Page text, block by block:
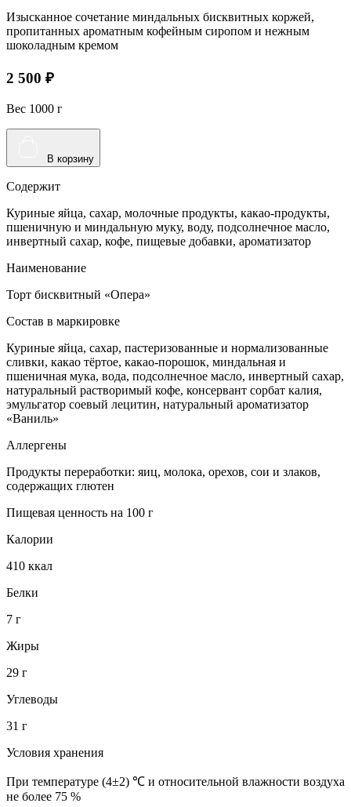
Изысканное сочетание миндальных бисквитных коржей,
пропитанных ароматным кофейным сиропом и нежным
шоколадным кремом
2 500 ₽
Вес 1000 г
В корзину
Содержит
Куриные яйца, сахар, молочные продукты, какао-продукты,
пшеничную и миндальную муку, воду, подсолнечное масло,
инвертный сахар, кофе, пищевые добавки, ароматизатор
Наименование
Торт бисквитный «Опера»
Состав в маркировке
Куриные яйца, сахар, пастеризованные и нормализованные
сливки, какао тёртое, какао-порошок, миндальная и
пшеничная мука, вода, подсолнечное масло, инвертный сахар,
натуральный растворимый кофе, консервант сорбат калия,
эмульгатор соевый лецитин, натуральный ароматизатор
«Ваниль»
Аллергены
Продукты переработки: яиц, молока, орехов, сои и злаков,
содержащих глютен
Пищевая ценность на 100 г
Калории
410 ккал
Белки
7 г
Жиры
29 г
Углеводы
31 г
Условия хранения
При температуре (4±2) ℃ и относительной влажности воздуха
не более 75 %